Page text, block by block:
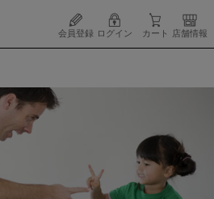
会員登録 ログイン カート 店舗情報